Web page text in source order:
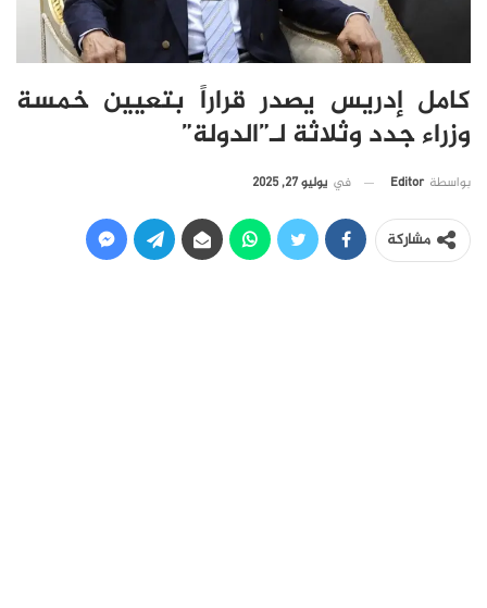
كامل إدريس يصدر قراراً بتعيين خمسة
وزراء جدد وثلاثة لـ”الدولة”
بواسطة Editor في يوليو 27, 2025
مشاركة